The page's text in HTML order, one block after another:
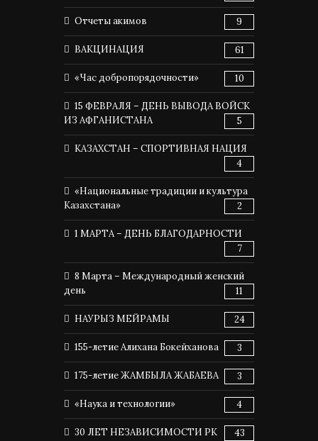
Отчеты акимов 9
ВАКЦИНАЦИЯ 61
«Час добропорядочности» 10
15 ФЕВРАЛЯ – ДЕНЬ ВЫВОДА ВОЙСК
ИЗ АФГАНИСТАНА
5
КАЗАХСТАН – СПОРТИВНАЯ НАЦИЯ
4
«Национальные традиции и культура
Казахстана»
2
1 МАРТА – ДЕНЬ БЛАГОДАРНОСТИ
7
8 Марта – Международный женский
день
11
НАУРЫЗ МЕЙРАМЫ 24
155-летие Алихана Бокейханова 3
175-летие ЖАМБЫЛА ЖАБАЕВА 3
«Наука и технологии» 4
30 ЛЕТ НЕЗАВИСИМОСТИ РК 43